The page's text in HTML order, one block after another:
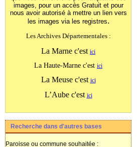
images, pour un accès Gratuit et pour
nous avoir autorisé à mettre un lien vers
les images via les registres.
Les Archives Départementales :
La Marne c'est ici
La Haute-Marne c'est ici
La Meuse c'est ici
L’Aube c'est ici
Recherche dans d'autres bases
Paroisse ou commune souhaitée :